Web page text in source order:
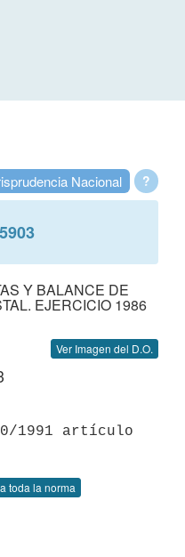
?
Nacional
Y BALANCE DE
EJERCICIO 1986
Ver Imagen del D.O.
toda la norma